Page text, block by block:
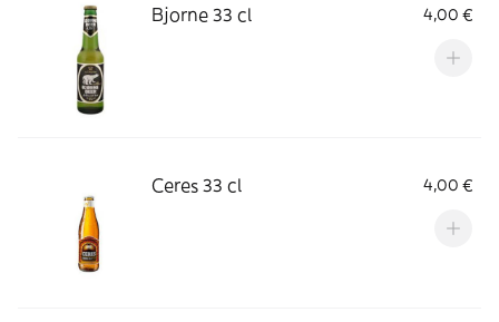
Bjorne 33 cl 4,00 €
Ceres 33 cl 4,00 €